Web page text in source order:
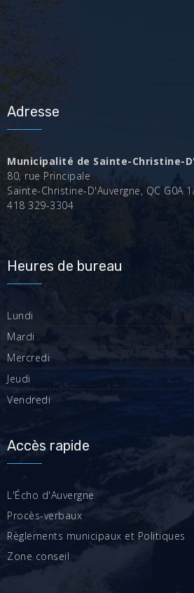
Adresse
Municipalité de Sainte-Christine-
80, rue Principale
Sainte-Christine-D'Auvergne, QC G0A
418 329-3304
Heures de bureau
Lundi
Mardi
Mercredi
Jeudi
Vendredi
Accès rapide
L'Écho d'Auvergne
Procès-verbaux
Règlements municipaux et Politiques
Zone conseil